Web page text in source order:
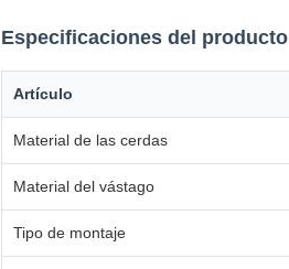
Especificaciones del producto
Artículo
Material de las cerdas
Material del vástago
Tipo de montaje